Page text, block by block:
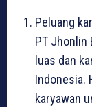
Peluang
PT Jhonlin
luas dan
Indonesia.
karyawan